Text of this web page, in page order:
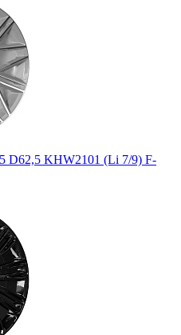
D62,5 KHW2101 (Li 7/9) F-